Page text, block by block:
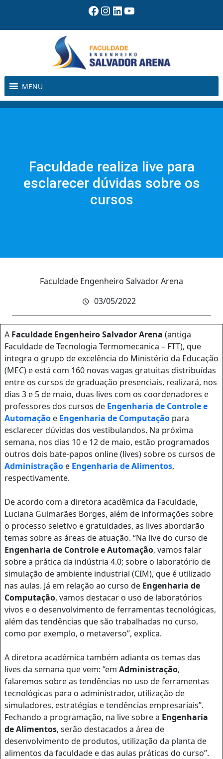
o
Facebook
Instagram
LinkedIn
Youtube
MENU
Faculdade realiza live para
esclarecer dúvidas sobre os
cursos
Faculdade Engenheiro Salvador Arena
03/05/2022
A Faculdade Engenheiro Salvador Arena (antiga
Faculdade de Tecnologia Termomecanica – FTT), que
integra o grupo de excelência do Ministério da Educação
(MEC) e está com 160 novas vagas gratuitas distribuídas
entre os cursos de graduação presenciais, realizará, nos
dias 3 e 5 de maio, duas lives com os coordenadores e
professores dos cursos de Engenharia de Controle e
Automação e Engenharia de Computação para
esclarecer dúvidas dos vestibulandos. Na próxima
semana, nos dias 10 e 12 de maio, estão programados
outros dois bate-papos online (lives) sobre os cursos de
Administração e Engenharia de Alimentos,
respectivamente.
De acordo com a diretora acadêmica da Faculdade,
Luciana Guimarães Borges, além de informações sobre
o processo seletivo e gratuidades, as lives abordarão
temas sobre as áreas de atuação. “Na live do curso de
Engenharia de Controle e Automação, vamos falar
sobre a prática da indústria 4.0; sobre o laboratório de
simulação de ambiente industrial (CIM), que é utilizado
nas aulas. Já em relação ao curso de Engenharia de
Computação, vamos destacar o uso de laboratórios
vivos e o desenvolvimento de ferramentas tecnológicas,
além das tendências que são trabalhadas no curso,
como por exemplo, o metaverso”, explica.
A diretora acadêmica também adianta os temas das
lives da semana que vem: “em Administração,
falaremos sobre as tendências no uso de ferramentas
tecnológicas para o administrador, utilização de
simuladores, estratégias e tendências empresariais”.
Fechando a programação, na live sobre a Engenharia
de Alimentos, serão destacados a área de
desenvolvimento de produtos, utilização da planta de
alimentos da faculdade e das aulas práticas do curso”.